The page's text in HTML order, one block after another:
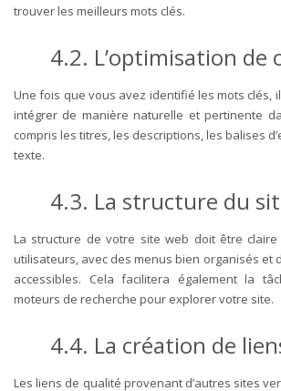
trouver les meilleurs mots clés.
4.2. L’optimisation de
Une fois que vous avez identifié les mots clés,
intégrer de manière naturelle et pertinente
compris les titres, les descriptions, les balises
texte.
4.3. La structure du
La structure de votre site web doit être
utilisateurs, avec des menus bien organisés et
accessibles. Cela facilitera également la
moteurs de recherche pour explorer votre site.
4.4. La création de
Les liens de qualité provenant d’autres sites